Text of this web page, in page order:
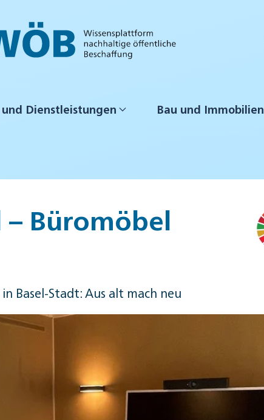
Dienstleistungen Bau und Immobilien
– Büromöbel
Basel-Stadt: Aus alt mach neu